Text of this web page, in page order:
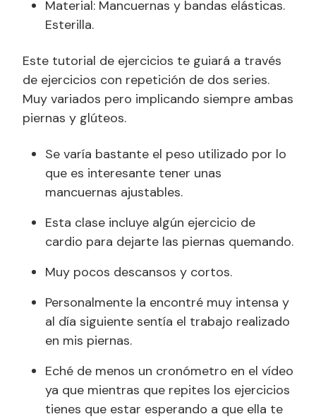
Material: Mancuernas y bandas elásticas.
Esterilla.
Este tutorial de ejercicios te guiará a través
de ejercicios con repetición de dos series.
Muy variados pero implicando siempre ambas
piernas y glúteos.
Se varía bastante el peso utilizado por lo
que es interesante tener unas
mancuernas ajustables.
Esta clase incluye algún ejercicio de
cardio para dejarte las piernas quemando.
Muy pocos descansos y cortos.
Personalmente la encontré muy intensa y
al día siguiente sentía el trabajo realizado
en mis piernas.
Eché de menos un cronómetro en el vídeo
ya que mientras que repites los ejercicios
tienes que estar esperando a que ella te